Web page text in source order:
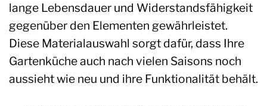
lange Lebensdauer und Widerstandsfähigkeit
gegenüber den Elementen gewährleistet.
Diese Materialauswahl sorgt dafür, dass Ihre
Gartenküche auch nach vielen Saisons noch
aussieht wie neu und ihre Funktionalität behält.